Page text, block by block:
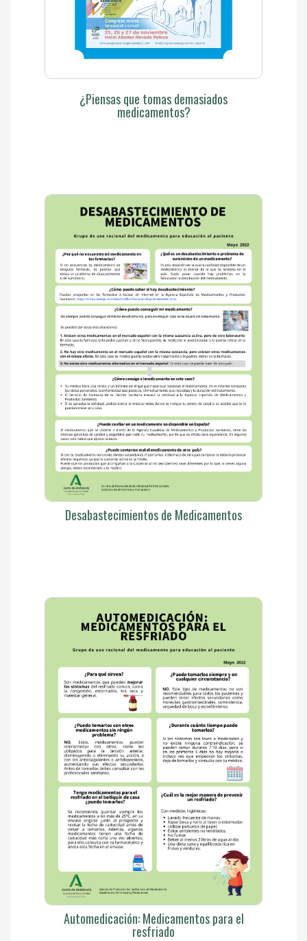
¿Piensas que tomas demasiados
medicamentos?
Desabastecimientos de Medicamentos
Automedicación: Medicamentos para el
resfriado